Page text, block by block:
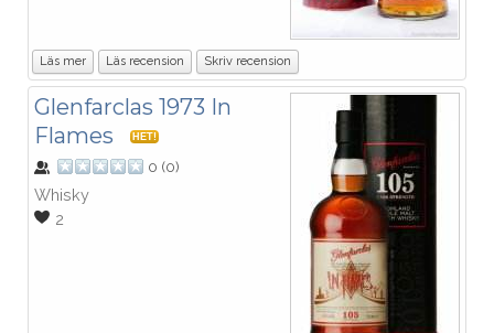
Läs mer Läs recension Skriv recension
Glenfarclas 1973 In
Flames
HET!
0 (0)
Whisky
2